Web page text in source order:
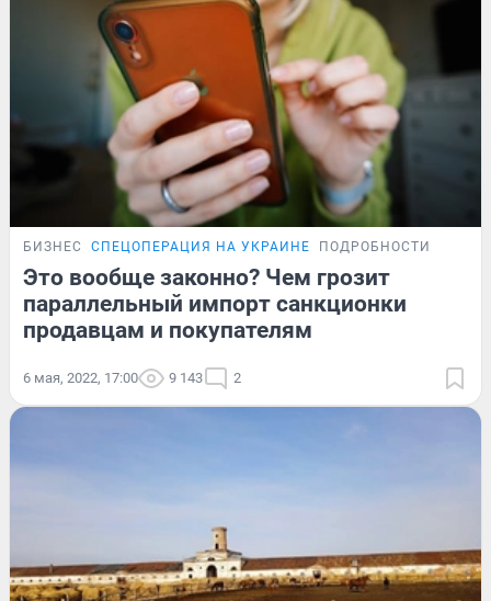
БИЗНЕС СПЕЦОПЕРАЦИЯ НА УКРАИНЕ ПОДРОБНОСТИ
Это вообще законно? Чем грозит
параллельный импорт санкционки
продавцам и покупателям
6 мая, 2022, 17:00 9 143 2